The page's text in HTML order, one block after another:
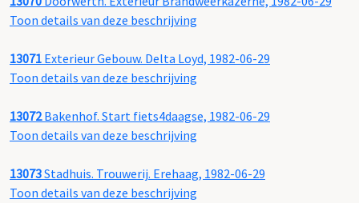
Toon details van deze beschrijving
13071 Exterieur Gebouw. Delta Loyd, 1982-06-29
Toon details van deze beschrijving
13072Bakenhof. Start fiets4daagse, 1982-06-29
Toon details van deze beschrijving
13073Stadhuis. Trouwerij. Erehaag, 1982-06-29
Toon details van deze beschrijving